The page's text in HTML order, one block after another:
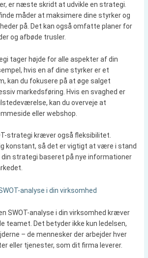
er næste skridt at udvikle en strategi.
måder at maksimere dine styrker og
på. Det kan også omfatte planer for
og afbøde trusler.
tager højde for alle aspekter af din
hvis en af dine styrker er et
kan du fokusere på at øge salget
markedsføring. Hvis en svaghed er
kan du overveje at
eller webshop.
strategi kræver også fleksibilitet.
konstant, så det er vigtigt at være i stand
strategi baseret på nye informationer
analyse i din virksomhed
SWOT-analyse i din virksomhed kræver
teamet. Det betyder ikke kun ledelsen,
– de mennesker der arbejder hver
eller tjenester, som dit firma leverer.